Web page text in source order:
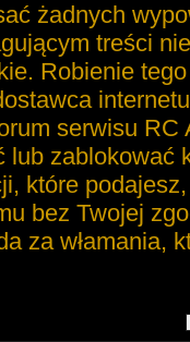
żadnych
treści
Robienie
serwisu
lub zablokować
które
bez Twojej
za włamania,